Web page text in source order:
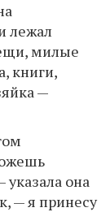
лежал
милые
книги,
—
она
— я принесу